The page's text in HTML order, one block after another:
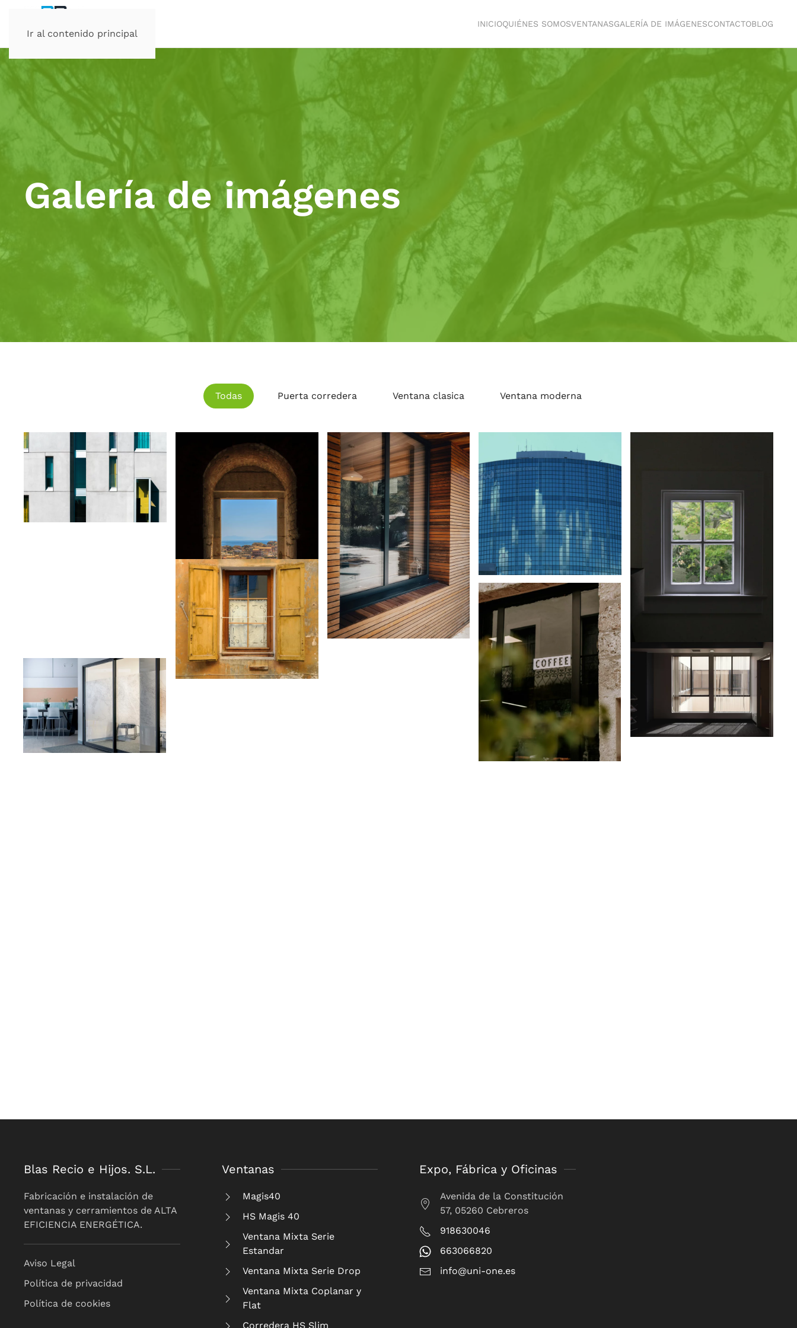
Ir al contenido principal
INICIOQUIÉNES SOMOSVENTANASGALERÍA DE IMÁGENESCONTACTOBLOG
Galería de imágenes
Todas Puerta corredera Ventana clasica Ventana moderna
Ver Ver
Ver
Ver
Ver
Ver
Ver
Ver
Ver
Blas Recio e Hijos. S.L.
Fabricación e instalación de
ventanas y cerramientos de ALTA
EFICIENCIA ENERGÉTICA.
Aviso Legal
Política de privacidad
Política de cookies
Ventanas
Magis40
HS Magis 40
Ventana Mixta Serie
Estandar
Ventana Mixta Serie Drop
Ventana Mixta Coplanar y
Flat
Corredera HS Slim
Expo, Fábrica y Oficinas
Avenida de la Constitución
57, 05260 Cebreros
918630046
663066820
info@uni-one.es